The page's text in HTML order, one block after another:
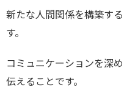
新たな人間関係を構築す
す。
コミュニケーションを深
伝えることです。